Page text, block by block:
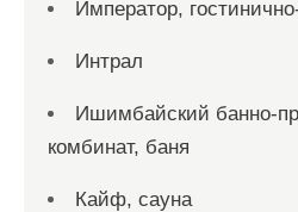
Император,
Интрал
Ишимбайский банно-
комбинат, баня
Кайф, сауна